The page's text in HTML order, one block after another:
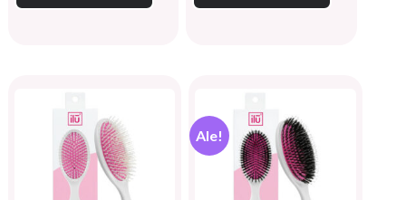
Ale!